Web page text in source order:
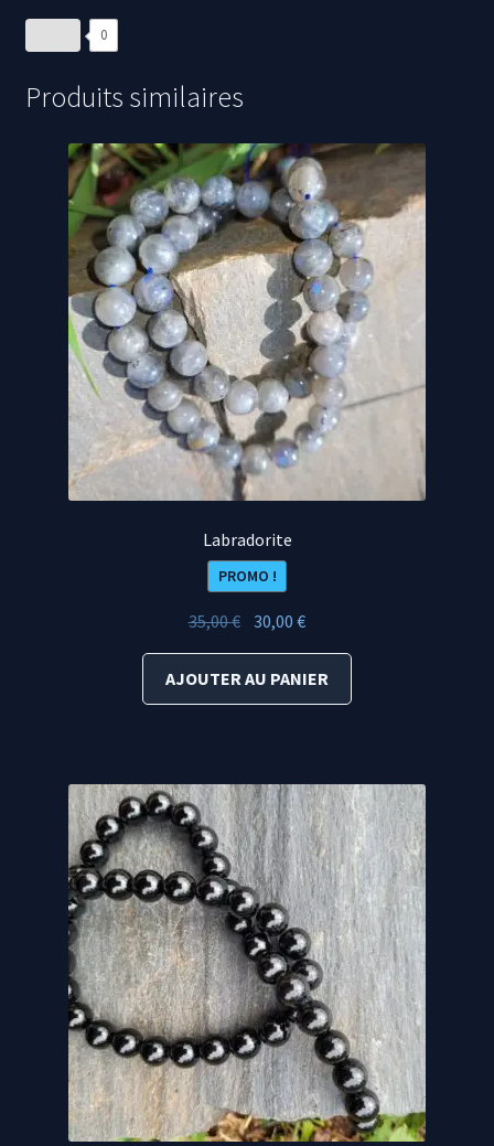
0
Produits similaires
Labradorite
PROMO !
35,00€ Le
prix
initial
était :
30,00€Le
prix
actuel
est :
AJOUTER AU PANIER